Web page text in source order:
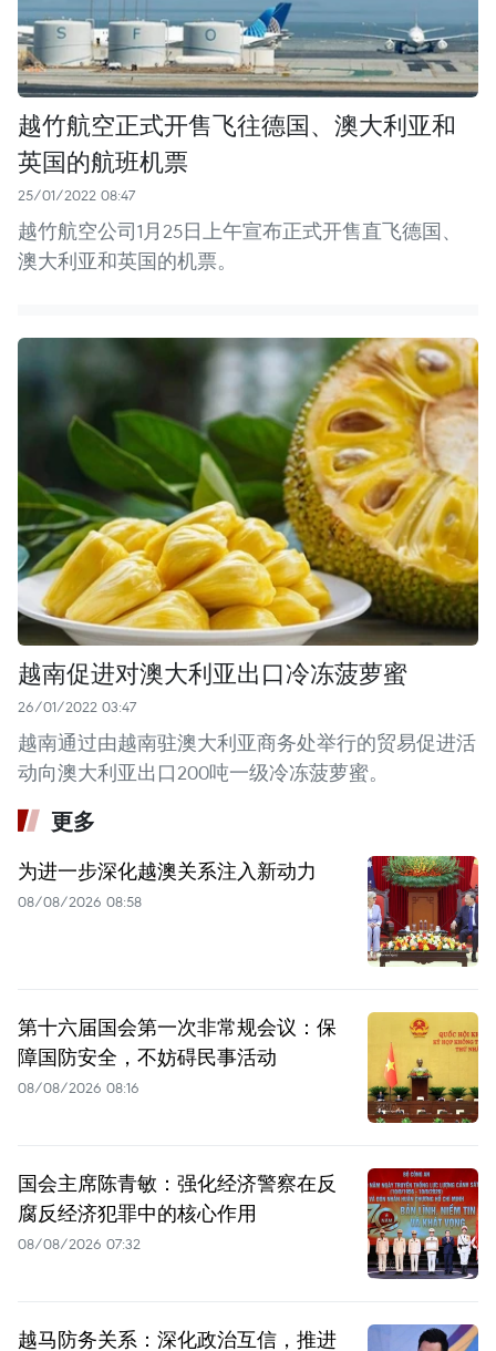
越竹航空正式开售飞往德国、澳大利亚和
英国的航班机票
25/01/2022 08:47
越竹航空公司1月25日上午宣布正式开售直飞德国、
澳大利亚和英国的机票。
越南促进对澳大利亚出口冷冻菠萝蜜
26/01/2022 03:47
越南通过由越南驻澳大利亚商务处举行的贸易促进活
动向澳大利亚出口200吨一级冷冻菠萝蜜。
更多
为进一步深化越澳关系注入新动力
08/08/2026 08:58
第十六届国会第一次非常规会议：保
障国防安全，不妨碍民事活动
08/08/2026 08:16
国会主席陈青敏：强化经济警察在反
腐反经济犯罪中的核心作用
08/08/2026 07:32
越马防务关系：深化政治互信，推进